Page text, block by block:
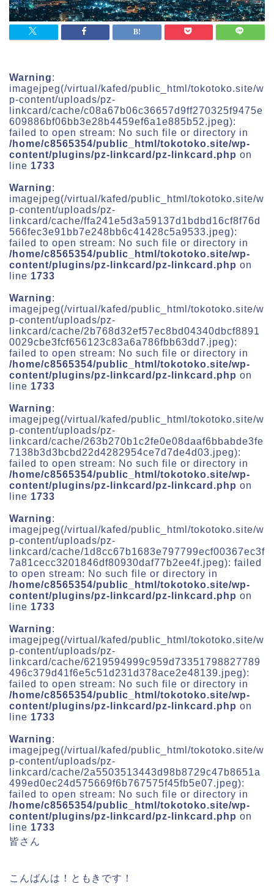
Warning:
imagejpeg(/virtual/kafed/public_html/tokotoko.site/w
p-content/uploads/pz-
linkcard/cache/c08a67b06c36657d9ff270325f9475e
609886bf06bb3e28b4459ef6a1e885b52.jpeg):
failed to open stream: No such file or directory in
/home/c8565354/public_html/tokotoko.site/wp-
content/plugins/pz-linkcard/pz-linkcard.php on
line 1733
Warning:
imagejpeg(/virtual/kafed/public_html/tokotoko.site/w
p-content/uploads/pz-
linkcard/cache/ffa241e5d3a59137d1bdbd16cf8f76d
566fec3e91bb7e248bb6c41428c5a9533.jpeg):
failed to open stream: No such file or directory in
/home/c8565354/public_html/tokotoko.site/wp-
content/plugins/pz-linkcard/pz-linkcard.php on
line 1733
Warning:
imagejpeg(/virtual/kafed/public_html/tokotoko.site/w
p-content/uploads/pz-
linkcard/cache/2b768d32ef57ec8bd04340dbcf8891
0029cbe3fcf656123c83a6a786fbb63dd7.jpeg):
failed to open stream: No such file or directory in
/home/c8565354/public_html/tokotoko.site/wp-
content/plugins/pz-linkcard/pz-linkcard.php on
line 1733
Warning:
imagejpeg(/virtual/kafed/public_html/tokotoko.site/w
p-content/uploads/pz-
linkcard/cache/263b270b1c2fe0e08daaf6bbabde3fe
7138b3d3bcbd22d4282954ce7d7de4d03.jpeg):
failed to open stream: No such file or directory in
/home/c8565354/public_html/tokotoko.site/wp-
content/plugins/pz-linkcard/pz-linkcard.php on
line 1733
Warning:
imagejpeg(/virtual/kafed/public_html/tokotoko.site/w
p-content/uploads/pz-
linkcard/cache/1d8cc67b1683e797799ecf00367ec3f
7a81cecc3201846df80930daf77b2ee4f.jpeg): failed
to open stream: No such file or directory in
/home/c8565354/public_html/tokotoko.site/wp-
content/plugins/pz-linkcard/pz-linkcard.php on
line 1733
Warning:
imagejpeg(/virtual/kafed/public_html/tokotoko.site/w
p-content/uploads/pz-
linkcard/cache/6219594999c959d73351798827789
496c379d41f6e5c51d231d378ace2e48139.jpeg):
failed to open stream: No such file or directory in
/home/c8565354/public_html/tokotoko.site/wp-
content/plugins/pz-linkcard/pz-linkcard.php on
line 1733
Warning:
imagejpeg(/virtual/kafed/public_html/tokotoko.site/w
p-content/uploads/pz-
linkcard/cache/2a5503513443d98b8729c47b8651a
499ed0ec24d575669f6b767575f45fb5e07.jpeg):
failed to open stream: No such file or directory in
/home/c8565354/public_html/tokotoko.site/wp-
content/plugins/pz-linkcard/pz-linkcard.php on
line 1733
皆さん
こんばんは！ともきです！